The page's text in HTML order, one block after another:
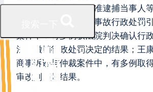
侦查、检察机关不批准逮捕当事人
师代理的因生产安全事故行政处罚
案件中，有多例获法院判决确认行
法、撤销行政处罚决定的结果；王
商事诉讼与仲裁案件中，有多例取
审改判等好结果。